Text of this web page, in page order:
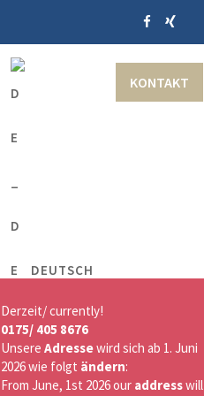
KONTAKT
DEUTSCH
Derzeit/ currently!
0175/ 405 8676
Unsere Adressewird sich ab 1. Juni
2026 wie folgt ändern:
From June, 1st 2026 our addresswill